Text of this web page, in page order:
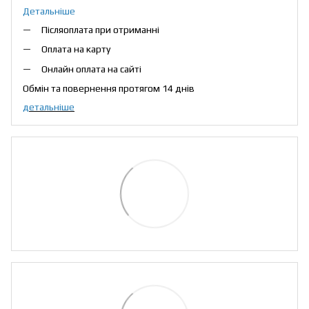
Детальніше
Післяоплата при отриманні
Оплата на карту
Онлайн оплата на сайті
Обмін та повернення протягом 14 днів
детальніше